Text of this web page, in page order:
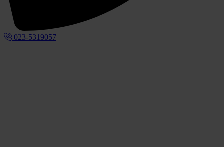
023-5319057